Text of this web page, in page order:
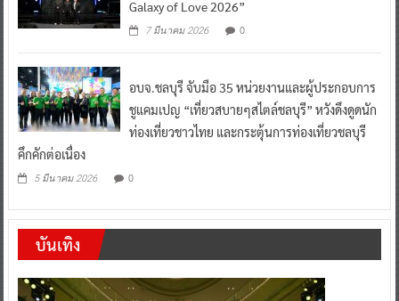
Galaxy of Love 2026”
7 มีนาคม 2026 0
อบจ.ชลบุรี จับมือ 35 หน่วยงานและผู้ประกอบการ
ชูแคมเปญ “เที่ยวสบายๆสไตล์ชลบุรี” หวังดึงดูดนัก
ท่องเที่ยวชาวไทย และกระตุ้นการท่องเที่ยวชลบุรี
คึกคักต่อเนื่อง
5 มีนาคม 2026 0
บันเทิง